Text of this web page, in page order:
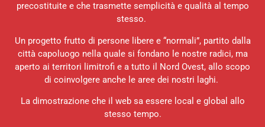
precostituite e che trasmette semplicità e qualità al tempo
stesso.
Un progetto frutto di persone libere e “normali”, partito dalla
città capoluogo nella quale si fondano le nostre radici, ma
aperto ai territori limitrofi e a tutto il Nord Ovest, allo scopo
di coinvolgere anche le aree dei nostri laghi.
La dimostrazione che il web sa essere local e global allo
stesso tempo.